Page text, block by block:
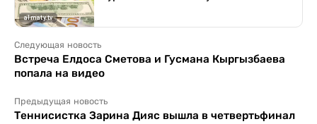
Следующая новость
Встреча Елдоса Сметова и Гусмана Кыргызбаева
попала на видео
Предыдущая новость
Теннисистка Зарина Дияс вышла в четвертьфинал